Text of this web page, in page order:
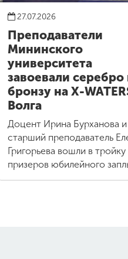
27.07.2026
Преподаватели
Мининского
университета
завоевали серебро
бронзу на X-
Волга
Доцент Ирина Бурханова и
старший преподаватель
Григорьева вошли в тройку
призеров юбилейного